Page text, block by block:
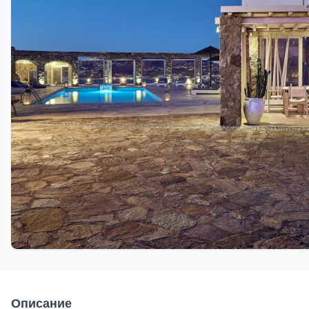
Описание